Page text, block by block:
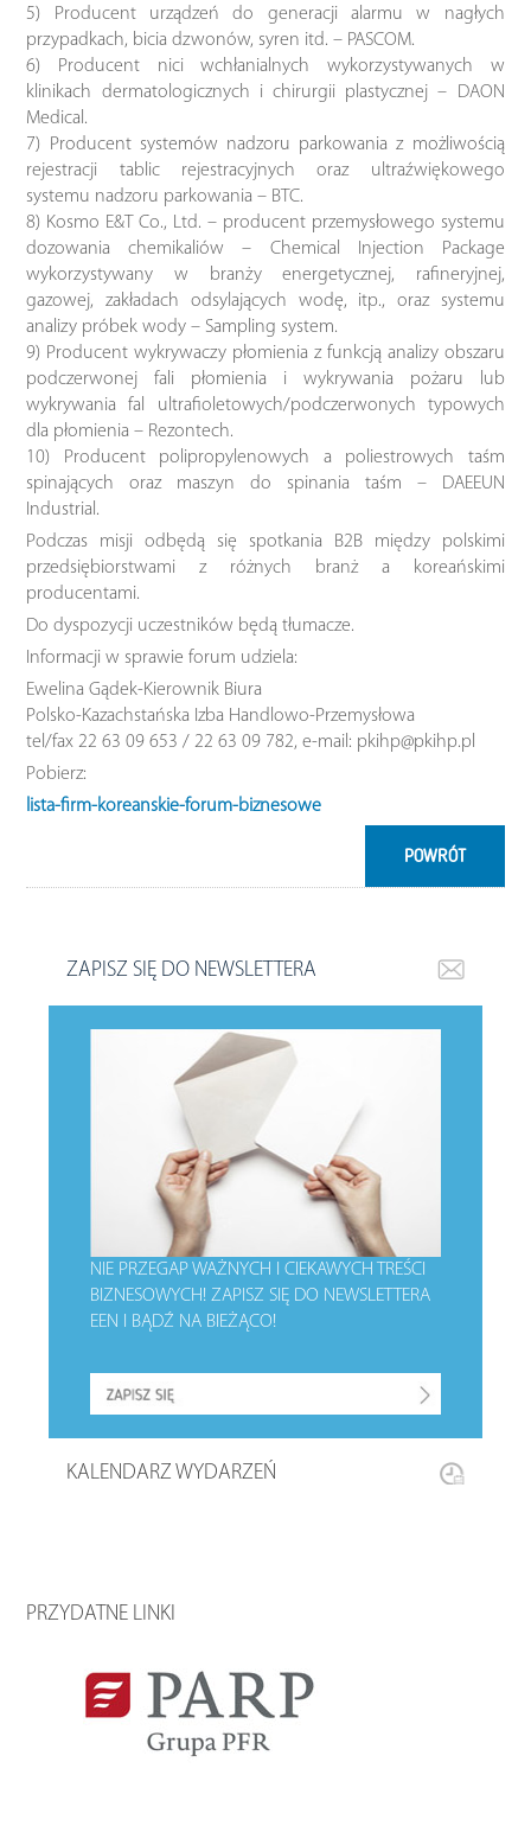
5) Producent urządzeń do generacji alarmu w nagłych
przypadkach, bicia dzwonów, syren itd. – PASCOM.
6) Producent nici wchłanialnych wykorzystywanych w
klinikach dermatologicznych i chirurgii plastycznej – DAON
Medical.
7) Producent systemów nadzoru parkowania z możliwością
rejestracji tablic rejestracyjnych oraz ultraźwiękowego
systemu nadzoru parkowania – BTC.
8) Kosmo E&T Co., Ltd. – producent przemysłowego systemu
dozowania chemikaliów – Chemical Injection Package
wykorzystywany w branży energetycznej, rafineryjnej,
gazowej, zakładach odsylających wodę, itp., oraz systemu
analizy próbek wody – Sampling system.
9) Producent wykrywaczy płomienia z funkcją analizy obszaru
podczerwonej fali płomienia i wykrywania pożaru lub
wykrywania fal ultrafioletowych/podczerwonych typowych
dla płomienia – Rezontech.
10) Producent polipropylenowych a poliestrowych taśm
spinających oraz maszyn do spinania taśm – DAEEUN
Industrial.
Podczas misji odbędą się spotkania B2B między polskimi
przedsiębiorstwami z różnych branż a koreańskimi
producentami.
Do dyspozycji uczestników będą tłumacze.
Informacji w sprawie forum udziela:
Ewelina Gądek-Kierownik Biura
Polsko-Kazachstańska Izba Handlowo-Przemysłowa
tel/fax 22 63 09 653 / 22 63 09 782, e-mail: pkihp@pkihp.pl
Pobierz:
lista-firm-koreanskie-forum-biznesowe
POWRÓT
ZAPISZ SIĘ DO NEWSLETTERA
NIE PRZEGAP WAŻNYCH I CIEKAWYCH TREŚCI
BIZNESOWYCH!ZAPISZ SIĘ DO NEWSLETTERA
EEN I BĄDŹ NA BIEŻĄCO!
KALENDARZ WYDARZEŃ
PRZYDATNE LINKI